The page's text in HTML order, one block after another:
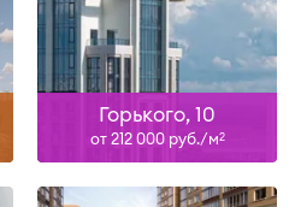
Горького, 10
от 212 000 руб./м2